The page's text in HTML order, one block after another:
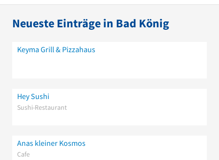
Neueste Einträge in Bad König
Keyma Grill & Pizzahaus
Hey Sushi
Sushi-Restaurant
Anas kleiner Kosmos
Cafe